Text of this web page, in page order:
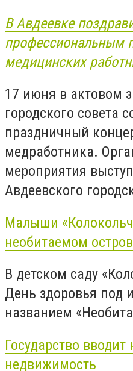
В Авдеевке
профессиональным
медицинских
17 июня в актовом
городского совета
праздничный
медработника.
мероприятия
Авдеевского
Малыши
необитаемом
В детском саду
День здоровья под
названием
Государство
недвижимость